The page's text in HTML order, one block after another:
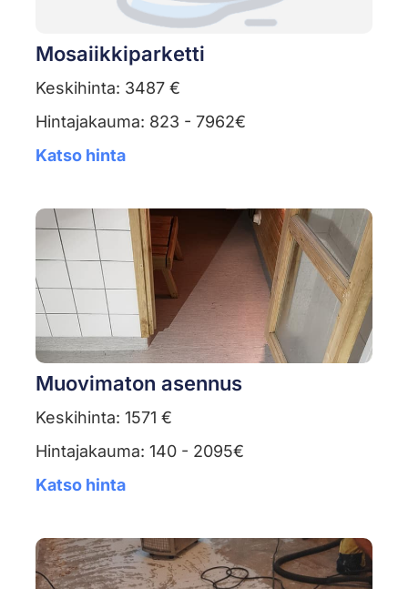
Mosaiikkiparketti
Keskihinta: 3487 €
Hintajakauma: 823 - 7962€
Katso hinta
Muovimaton asennus
Keskihinta: 1571 €
Hintajakauma: 140 - 2095€
Katso hinta